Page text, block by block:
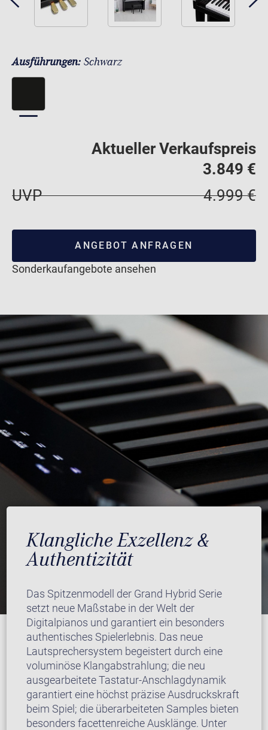
Ausführungen: Schwarz
Aktueller Verkaufspreis
3.849 €
UVP
4.999 €
ANGEBOT ANFRAGEN
Sonderkaufangebote ansehen
Klangliche Exzellenz &
Authentizität
Das Spitzenmodell der Grand Hybrid Serie
setzt neue Maßstabe in der Welt der
Digitalpianos und garantiert ein besonders
authentisches Spielerlebnis. Das neue
Lautsprechersystem begeistert durch eine
voluminöse Klangabstrahlung; die neu
ausgearbeitete Tastatur-Anschlagdynamik
garantiert eine höchst präzise Ausdruckskraft
beim Spiel; die überarbeiteten Samples bieten
besonders facettenreiche Ausklänge. Unter